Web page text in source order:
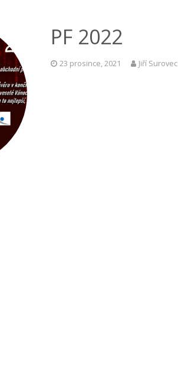
PF 2022
23 prosince, 2021 Jiří Surovec